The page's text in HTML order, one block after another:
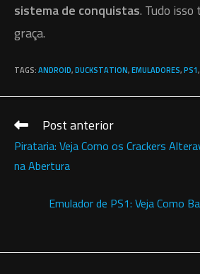
sistema de conquistas. Tudo
graça.
TAGS:ANDROID,DUCKSTATION,EMULADORES,PS1,
Leia
artigos
Post anterior
Pirataria: Veja Como os Crackers
na Abertura
Emulador de PS1: Veja Como